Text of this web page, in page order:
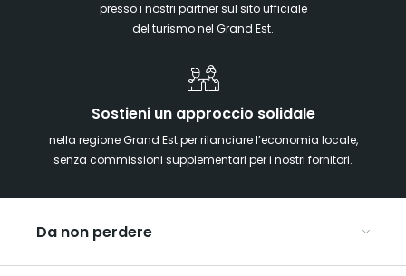
presso i nostri partner sul sito ufficiale
del turismo nel Grand Est.
Sostieni un approccio solidale
nella regione Grand Est per rilanciare l’economia locale,
senza commissioni supplementari per i nostri fornitori.
Da non perdere